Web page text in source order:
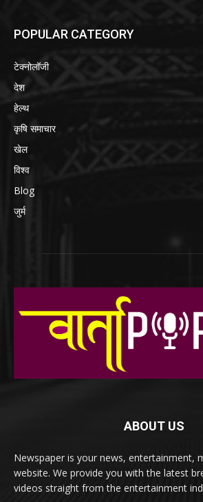
POPULAR CATEGORY
टेक्नोलॉजी
देश
हेल्थ
कृषि समाचार
खेल
विश्व
Blog
जुर्म
ABOUT US
Newspaper is your news, entertainment,
website. We provide you with the latest
videos straight from the entertainment